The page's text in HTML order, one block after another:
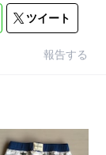
ツイート
報告する